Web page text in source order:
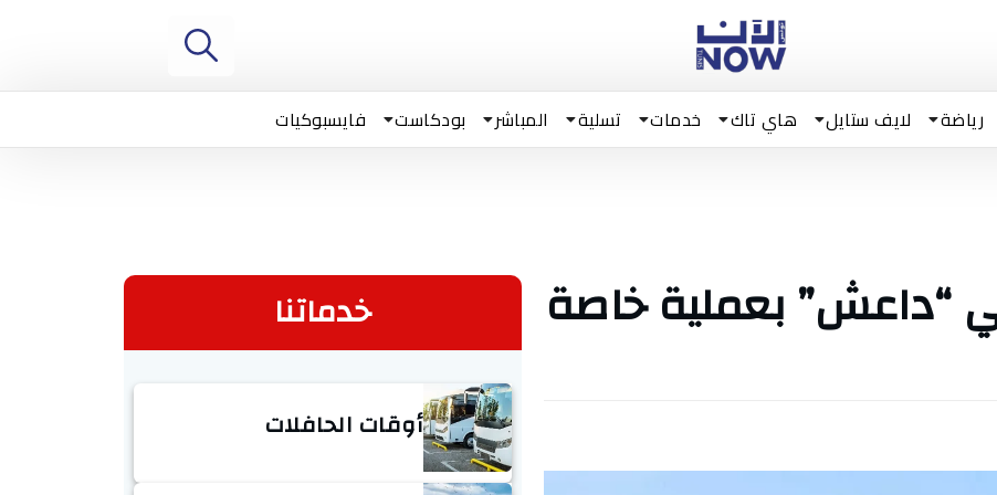
رياضة لايف ستايل هاي تاك خدمات تسلية المباشر بودكاست فايسبوكيات
“داعش” بعملية خاصة خدماتنا
أوقات الحافلات